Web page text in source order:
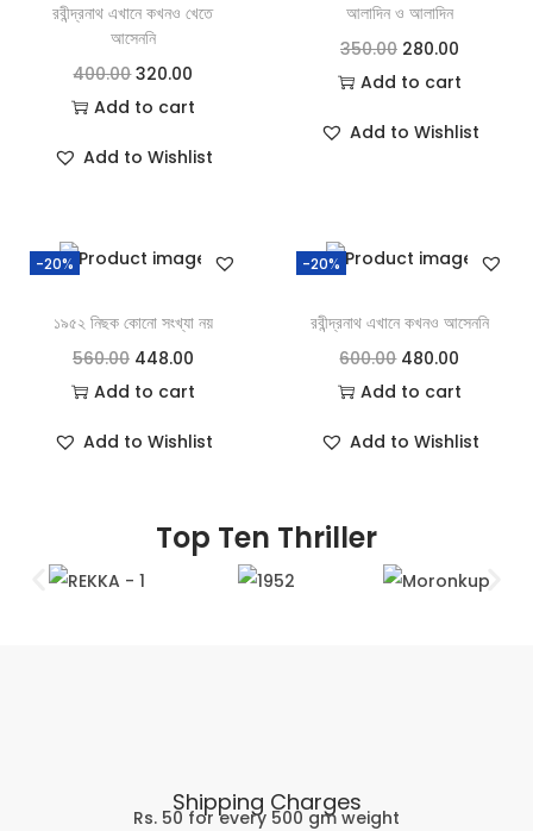
রবীন্দ্রনাথ এখানে কখনও খেতে
আসেননি
400.00 320.00
Add to cart
Add to Wishlist
আলাদিন ও আলাদিন
350.00 280.00
Add to cart
Add to Wishlist
-20%
১৯৫২ নিছক কোনো সংখ্যা নয়
560.00 448.00
Add to cart
Add to Wishlist
-20%
রবীন্দ্রনাথ এখানে কখনও আসেননি
600.00 480.00
Add to cart
Add to Wishlist
Top Ten Thriller
Shipping Charges
Rs. 50 for every 500 gm weight